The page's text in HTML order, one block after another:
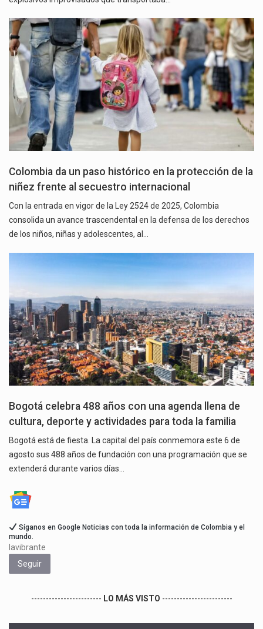
Colombia da un paso histórico en la protección de la
niñez frente al secuestro internacional
Con la entrada en vigor de la Ley 2524 de 2025, Colombia
consolida un avance trascendental en la defensa de los derechos
de los niños, niñas y adolescentes, al…
Bogotá celebra 488 años con una agenda llena de
cultura, deporte y actividades para toda la familia
Bogotá está de fiesta. La capital del país conmemora este 6 de
agosto sus 488 años de fundación con una programación que se
extenderá durante varios días…
Síganos en Google Noticias con toda la información de Colombia y el
mundo.
lavibrante
Seguir
------------------------ LO MÁS VISTO ------------------------